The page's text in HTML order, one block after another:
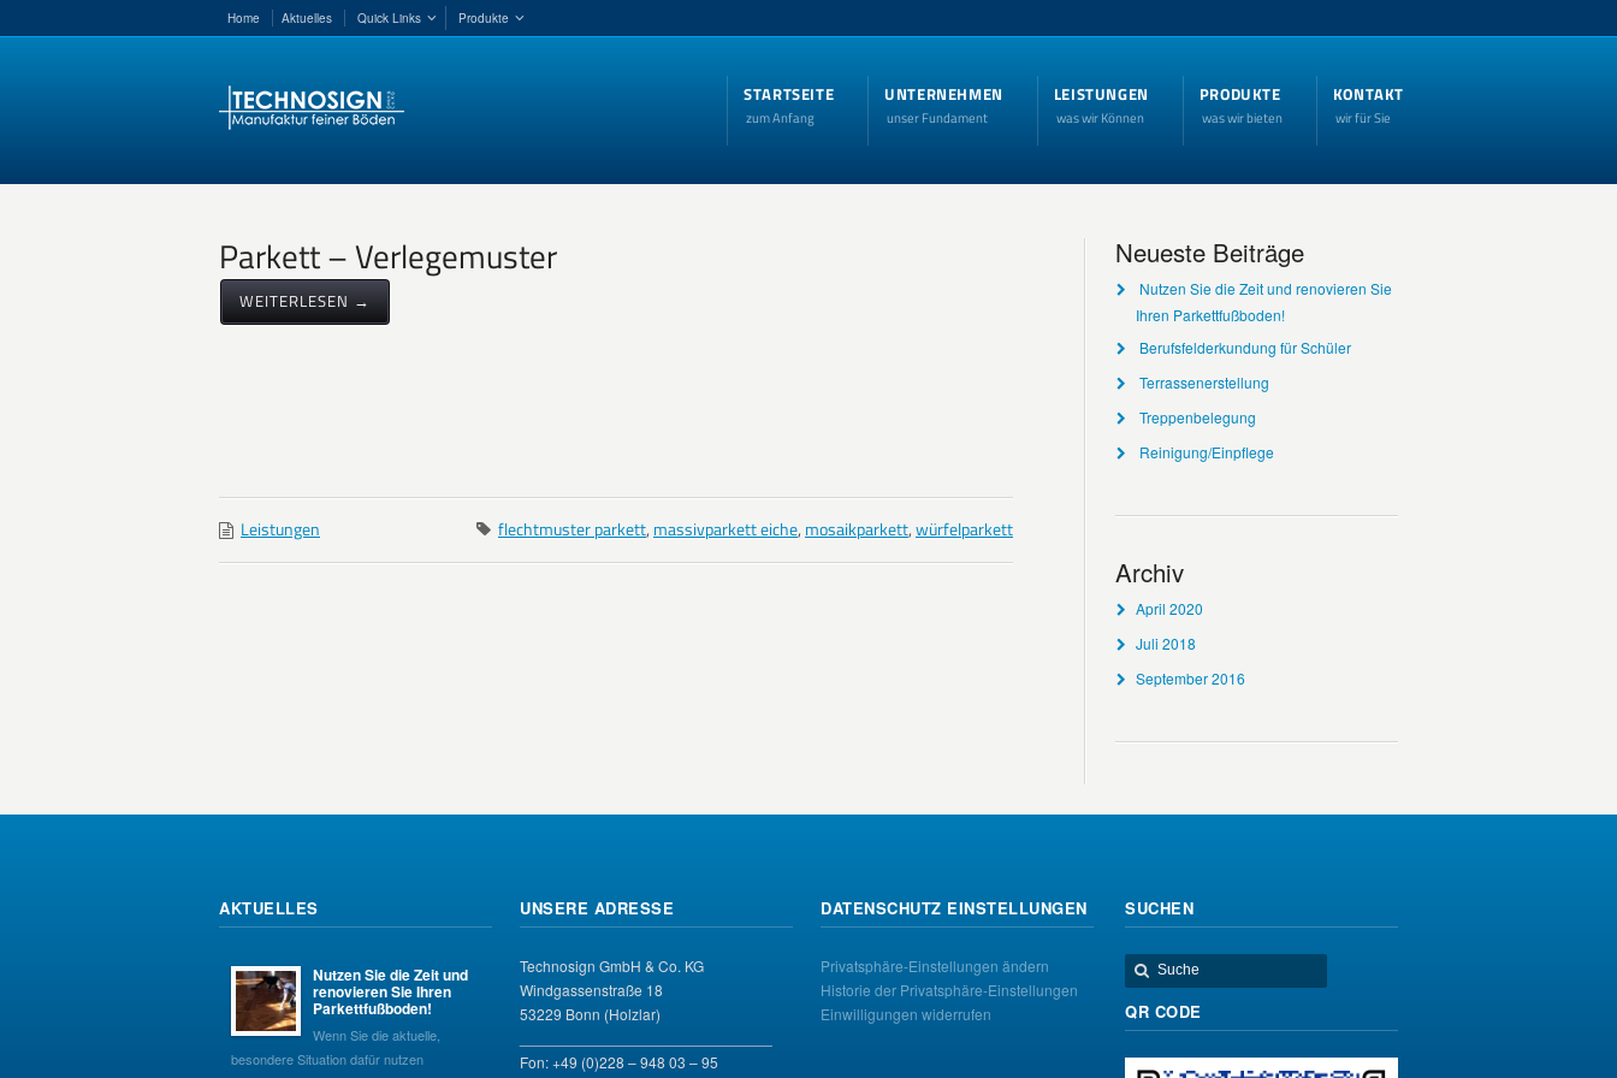
Home Aktuelles Quick Links Produkte
STARTSEITE
zum Anfang
UNTERNEHMEN
unser Fundament
LEISTUNGEN
was wir Können
PRODUKTE
was wir bieten
KONTAKT
wir für Sie
Parkett – Verlegemuster
WEITERLESEN →
Leistungen flechtmuster parkett, massivparkett eiche, mosaikparkett,würfelparkett
Neueste Beiträge
Nutzen Sie die Zeit und renovieren Sie
Ihren Parkettfußboden!
Berufsfelderkundung für Schüler
Terrassenerstellung
Treppenbelegung
Reinigung/Einpflege
Archiv
April 2020
Juli 2018
September 2016
AKTUELLES
Nutzen Sie die Zeit und
renovieren Sie Ihren
Parkettfußboden!
Wenn Sie die aktuelle,
besondere Situation dafür nutzen
UNSERE ADRESSE
Technosign GmbH & Co. KG
Windgassenstraße 18
53229 Bonn (Holzlar)
Fon: +49 (0)228 – 948 03 – 95
DATENSCHUTZ EINSTELLUNGEN
Privatsphäre-Einstellungen ändern
Historie der Privatsphäre-Einstellungen
Einwilligungen widerrufen
SUCHEN
QR CODE